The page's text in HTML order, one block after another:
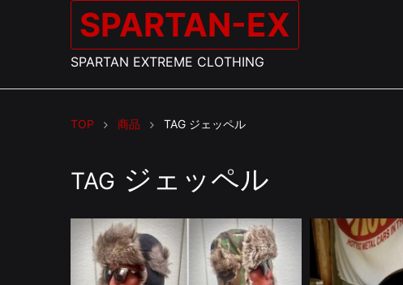
SPARTAN-EX
SPARTAN EXTREME CLOTHING
TOP 商品 TAG ジェッペル
TAG ジェッペル